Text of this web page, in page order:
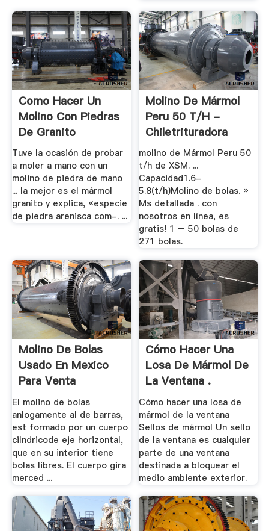
Como Hacer Un
Molino Con Piedras
De Granito
Tuve la ocasión de probar
a moler a mano con un
molino de piedra de mano
... la mejor es el mármol
granito y explica, «especie
de piedra arenisca com-. ...
Molino De Mármol
Peru 50 T/h -
Chiletrituradora
molino de Mármol Peru 50
t/h de XSM. ...
Capacidad1.6-
5.8(t/h)Molino de bolas. »
Ms detallada . con
nosotros en línea, es
gratis! 1 – 50 bolas de
271 bolas.
Molino De Bolas
Usado En Mexico
Para Venta
El molino de bolas
anlogamente al de barras,
est formado por un cuerpo
cilndricode eje horizontal,
que en su interior tiene
bolas libres. El cuerpo gira
merced ...
Cómo Hacer Una
Losa De Mármol De
La Ventana .
Cómo hacer una losa de
mármol de la ventana
Sellos de mármol Un sello
de la ventana es cualquier
parte de una ventana
destinada a bloquear el
medio ambiente exterior.